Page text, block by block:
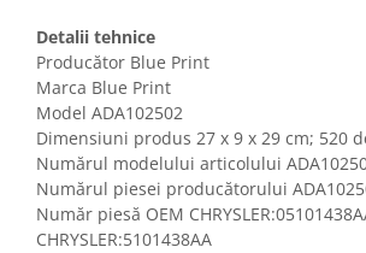
Consumabile sanitare
Cosmetice si produse ingrijire
personala
Igiena dentara
Jucarii, Copii & Bebe
Camera copilului
Hrana bebelusi
Detalii tehnice
Producător Blue Print
Marca Blue Print
Model ADA102502
Dimensiuni produs ‎27 x 9 x 29 cm; 520
Numărul modelului articolului
Numărul piesei producătorului
Număr piesă OEM
CHRYSLER:5101438AA